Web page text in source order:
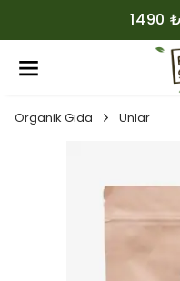
1490 ₺
Organik Gıda Unlar